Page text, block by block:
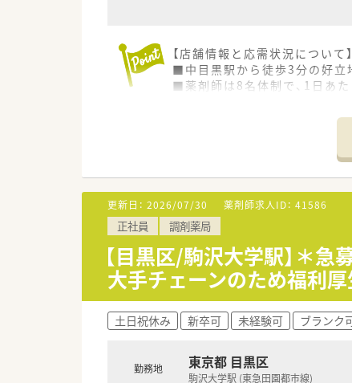
【店舗情報と応需状況について】
■中目黒駅から徒歩3分の好立
■薬剤師は8名体制で、1日あ
更新日： 2026/07/30 薬剤師求人ID： 41586
正社員 調剤薬局
【目黒区/駒沢大学駅】＊
大手チェーンのため福利
土日祝休み 新卒可 未経験可 ブランク
勤務地 東京都 目黒区
駒沢大学駅 (東急田園都市線)